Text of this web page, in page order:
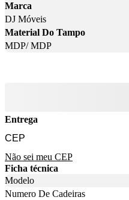
Marca
DJ Móveis
Material Do Tampo
MDP/ MDP
Entrega
Não sei meu CEP
Ficha técnica
Modelo
Numero De Cadeiras